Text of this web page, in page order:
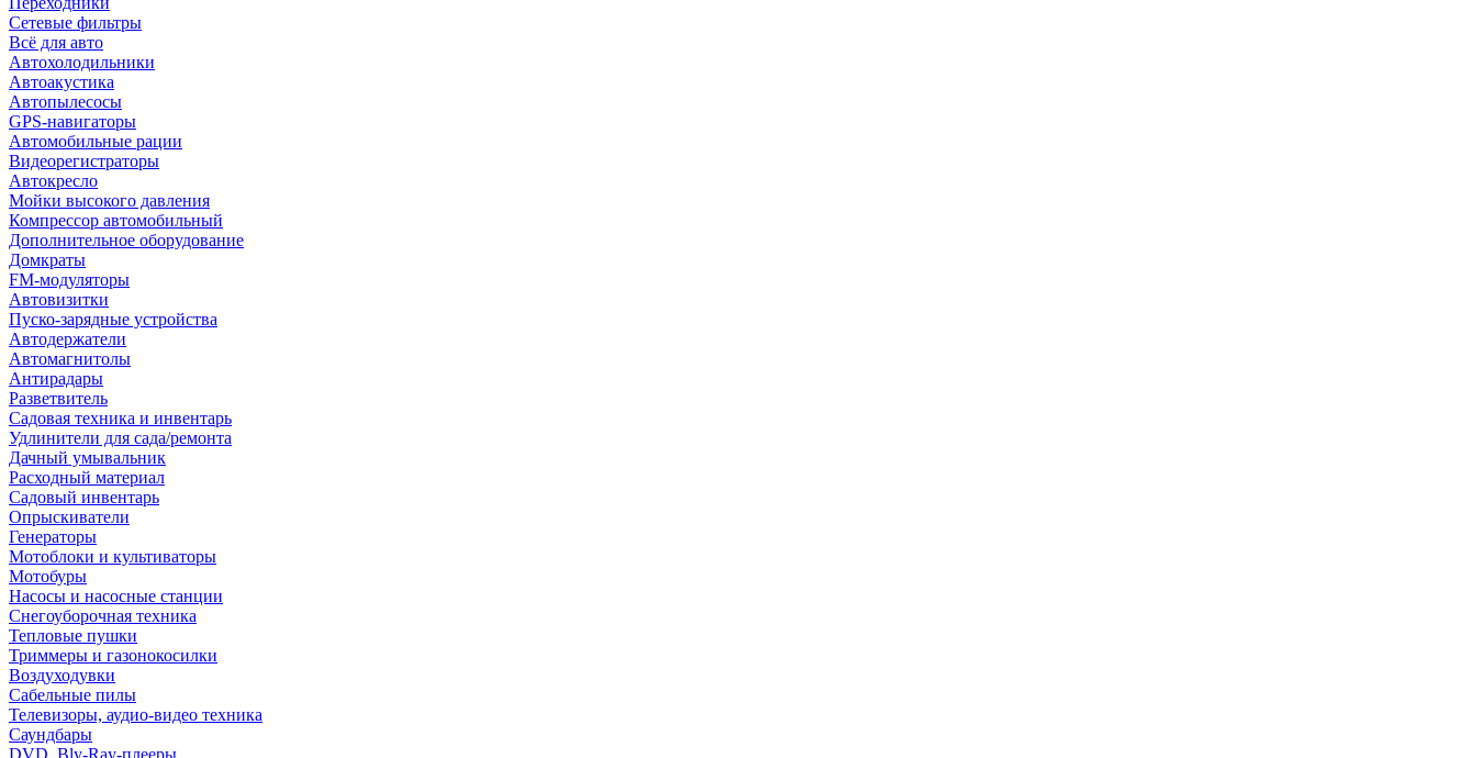
Сетевые фильтры
Всё для авто
Автохолодильники
Автоакустика
Автопылесосы
GPS-навигаторы
Автомобильные рации
Видеорегистраторы
Автокресло
Мойки высокого давления
Компрессор автомобильный
Дополнительное оборудование
Домкраты
FM-модуляторы
Автовизитки
Пуско-зарядные устройства
Автодержатели
Автомагнитолы
Антирадары
Разветвитель
Садовая техника и инвентарь
Удлинители для сада/ремонта
Дачный умывальник
Расходный материал
Садовый инвентарь
Опрыскиватели
Генераторы
Мотоблоки и культиваторы
Мотобуры
Насосы и насосные станции
Снегоуборочная техника
Тепловые пушки
Триммеры и газонокосилки
Воздуходувки
Сабельные пилы
Телевизоры, аудио-видео техника
Саундбары
DVD, Bly-Ray-плееры